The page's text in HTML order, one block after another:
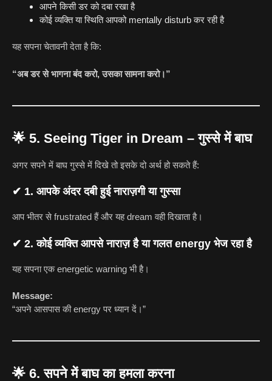
आपने किसी डर को दबा रखा है
कोई व्यक्ति या स्थिति आपको mentally disturb कर रही है
यह सपना चेतावनी देता है कि:
“अब डर से भागना बंद करो, उसका सामना करो।”
🌟 5. Seeing Tiger in Dream – गुस्से में बाघ
अगर सपने में बाघ गुस्से में दिखे तो इसके दो अर्थ हो सकते हैं:
✔ 1. आपके अंदर दबी हुई नाराज़गी या गुस्सा
आप भीतर से frustrated हैं और यह dream वही दिखाता है।
✔ 2. कोई व्यक्ति आपसे नाराज़ है या गलत energy भेज रहा है
यह सपना एक energetic warning भी है।
Message:
“अपने आसपास की energy पर ध्यान दें।”
🌟 6. सपने में बाघ का हमला करना